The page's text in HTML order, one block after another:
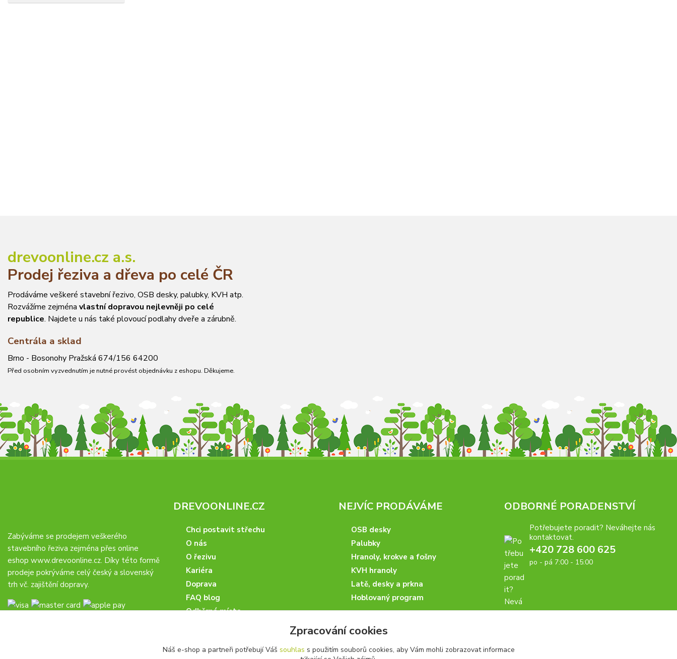
drevoonline.cz a.s.
Prodej řeziva a dřeva po celé ČR
Prodáváme veškeré stavební řezivo, OSB desky, palubky, KVH atp.
Rozvážíme zejména vlastní dopravou nejlevněji po celé
republice. Najdete u nás také plovoucí podlahy dveře a zárubně.
Centrála a sklad
Brno - Bosonohy Pražská 674/156 64200
Před osobním vyzvednutím je nutné provést objednávku z eshopu. Děkujeme.
Zabýváme se prodejem veškerého
stavebního řeziva zejména přes online
eshop www.drevoonline.cz. Díky této formě
prodeje pokrýváme celý český a slovenský
trh vč. zajištění dopravy.
DREVOONLINE.CZ
Chci postavit střechu
O nás
O řezivu
Kariéra
Doprava
FAQ blog
Odběrná místa
Obchodní partneři
NEJVÍC PRODÁVÁME
OSB desky
Palubky
Hranoly, krokve a fošny
KVH hranoly
Latě, desky a prkna
Hoblovaný program
ODBORNÉ PORADENSTVÍ
Potřebujete poradit? Neváhejte nás
kontaktovat.
+420 728 600 625
po - pá 7:00 - 15:00
Zpracování cookies
Náš e-shop a partneři potřebují Váš souhlas s použitím souborů cookies, aby Vám mohli zobrazovat informace